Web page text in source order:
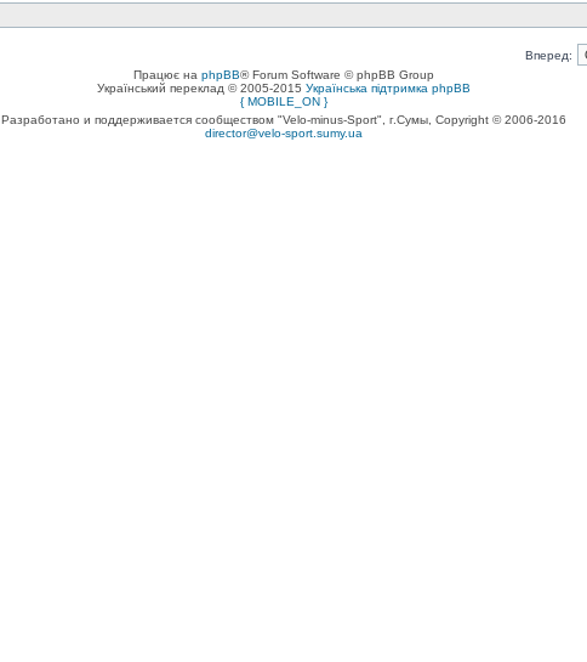
Вперед:
Працює на phpBB® Forum Software © phpBB Group
Український переклад © 2005-2015 Українська підтримка phpBB
{ MOBILE_ON }
Разработано и поддерживается сообществом "Velo-minus-Sport", г.Сумы, Copyright © 2006-2016
director@velo-sport.sumy.ua